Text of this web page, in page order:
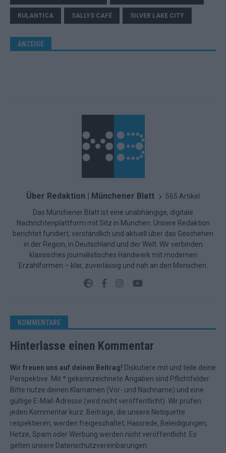
RULANTICA SALLYS CAFÉ SILVER LAKE CITY
ANZEIGE
Über Redaktion | Münchener Blatt 565 Artikel
Das Münchener Blatt ist eine unabhängige, digitale
Nachrichtenplattform mit Sitz in München. Unsere Redaktion
berichtet fundiert, verständlich und aktuell über das Geschehen
in der Region, in Deutschland und der Welt. Wir verbinden
klassisches journalistisches Handwerk mit modernen
Erzählformen – klar, zuverlässig und nah an den Menschen.
KOMMENTARE
Hinterlasse einen Kommentar
Wir freuen uns auf deinen Beitrag! Diskutiere mit und teile deine
Perspektive. Mit * gekennzeichnete Angaben sind Pflichtfelder.
Bitte nutze deinen Klarnamen (Vor- und Nachname) und eine
gültige E-Mail-Adresse (wird nicht veröffentlicht). Wir prüfen
jeden Kommentar kurz. Beiträge, die unsere Netiquette
respektieren, werden freigeschaltet; Hassrede, Beleidigungen,
Hetze, Spam oder Werbung werden nicht veröffentlicht. Es
gelten unsere Datenschutzvereinbarungen